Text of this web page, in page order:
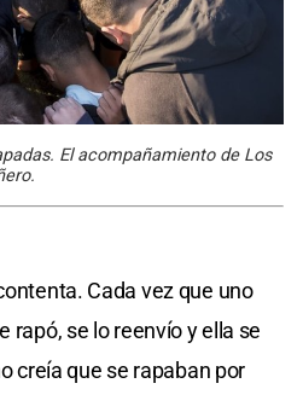
El acompañamiento de Los
Cada vez que uno
rapó, se lo reenvío y ella se
creía que se rapaban por